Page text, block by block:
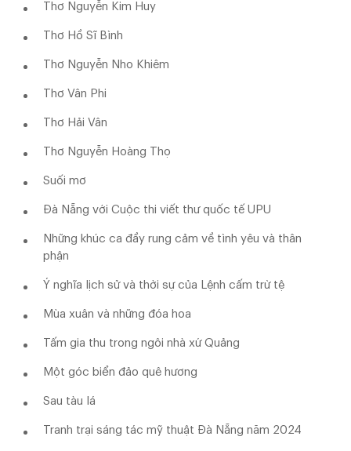
Thơ Nguyễn Kim Huy
Thơ Hồ Sĩ Bình
Thơ Nguyễn Nho Khiêm
Thơ Vân Phi
Thơ Hải Vân
Thơ Nguyễn Hoàng Thọ
Suối mơ
Đà Nẵng với Cuộc thi viết thư quốc tế UPU
Những khúc ca đầy rung cảm về tình yêu và thân
phận
Ý nghĩa lịch sử và thời sự của Lệnh cấm trừ tệ
Mùa xuân và những đóa hoa
Tấm gia thu trong ngôi nhà xứ Quảng
Một góc biển đảo quê hương
Sau tàu lá
Tranh trại sáng tác mỹ thuật Đà Nẵng năm 2024